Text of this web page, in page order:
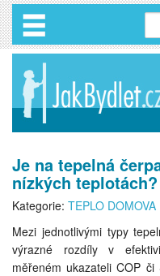
Je na tepelná
nízkých teplotách?
Kategorie: TEPLO DOMOVA
Mezi jednotlivými typy
výrazné rozdíly v
měřeném ukazateli COP